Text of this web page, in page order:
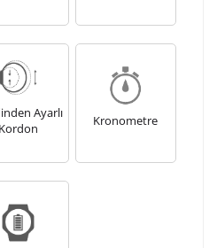
Ayarlı
Kordon
Kronometre